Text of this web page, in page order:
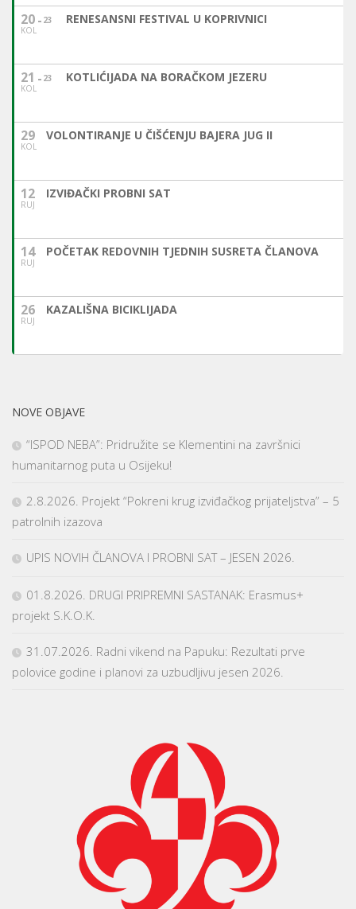
20
KOL
23 RENESANSNI FESTIVAL U KOPRIVNICI
21
KOL
23 KOTLIĆIJADA NA BORAČKOM JEZERU
29
KOL
VOLONTIRANJE U ČIŠĆENJU BAJERA JUG II
12
RUJ
IZVIĐAČKI PROBNI SAT
14
RUJ
POČETAK REDOVNIH TJEDNIH SUSRETA ČLANOVA
26
RUJ
KAZALIŠNA BICIKLIJADA
NOVE OBJAVE
“ISPOD NEBA”: Pridružite se Klementini na završnici
humanitarnog puta u Osijeku!
2.8.2026. Projekt “Pokreni krug izviđačkog prijateljstva” – 5
patrolnih izazova
UPIS NOVIH ČLANOVA I PROBNI SAT – JESEN 2026.
01.8.2026. DRUGI PRIPREMNI SASTANAK: Erasmus+
projekt S.K.O.K.
31.07.2026. Radni vikend na Papuku: Rezultati prve
polovice godine i planovi za uzbudljivu jesen 2026.